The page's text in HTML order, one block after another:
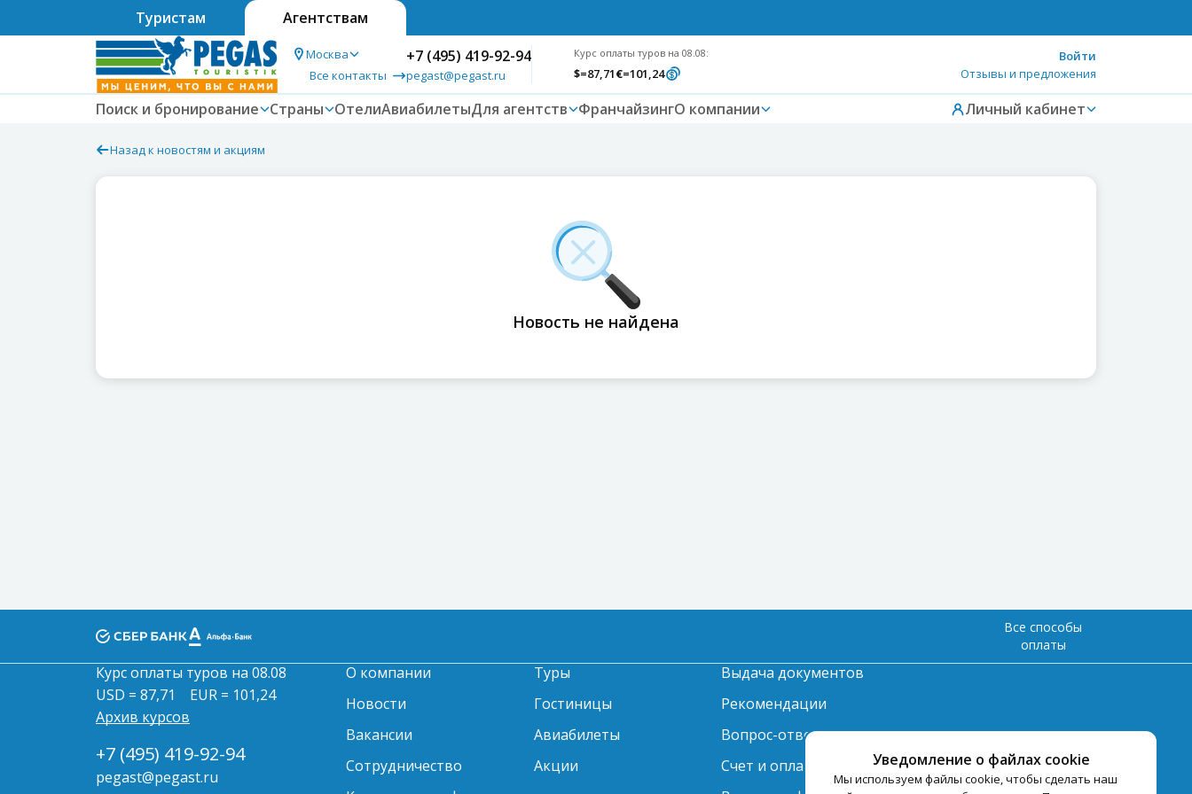
Туристам Агентствам
Москва
Все контакты
+7 (495) 419-92-94
pegast@pegast.ru
Курс оплаты туров на 08.08:
$=87,71€=101,24
Войти
Отзывы и предложения
Поиск и бронирование Страны ОтелиАвиабилетыДля агентств ФранчайзингО компании Личный кабинет
Назад к новостям и акциям
Новость не найдена
Уведомление о файлах cookie
Мы используем файлы cookie, чтобы сделать наш
Все способы
оплаты
Курс оплаты туров на 08.08
USD = 87,71
EUR = 101,24
Архив курсов
+7 (495) 419-92-94
pegast@pegast.ru
О компании
Новости
Вакансии
Сотрудничество
Туры
Гостиницы
Авиабилеты
Акции
Выдача документов
Рекомендации
Вопрос-ответ
Счет и оплата